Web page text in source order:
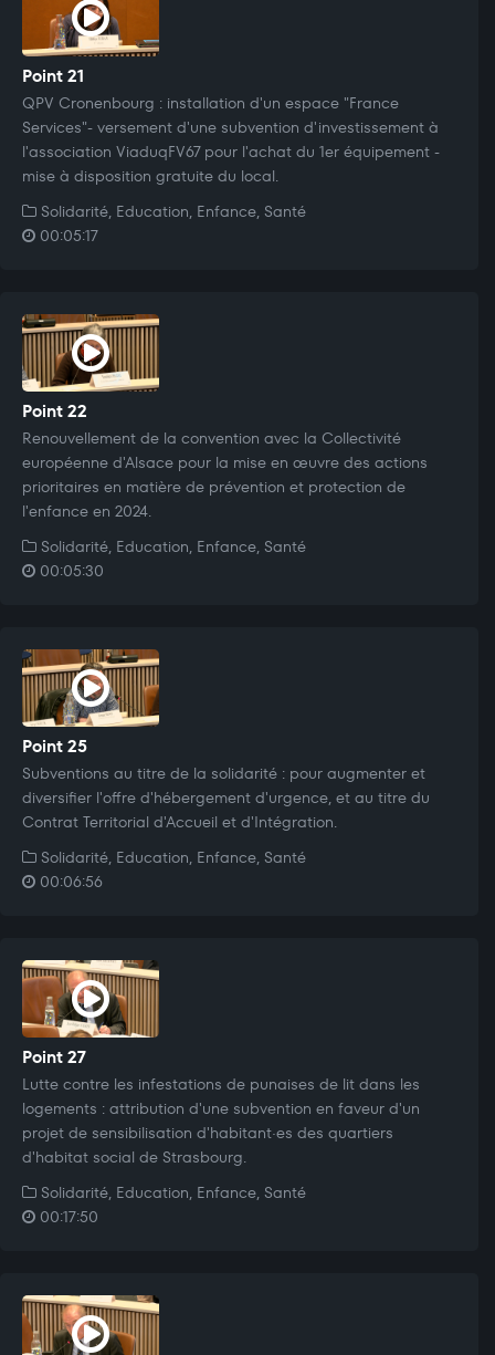
Point 21
QPV Cronenbourg : installation d'un espace "France
Services"- versement d'une subvention d'investissement à
l'association ViaduqFV67 pour l'achat du 1er équipement -
mise à disposition gratuite du local.
Solidarité, Education, Enfance, Santé
00:05:17
Point 22
Renouvellement de la convention avec la Collectivité
européenne d'Alsace pour la mise en œuvre des actions
prioritaires en matière de prévention et protection de
l'enfance en 2024.
Solidarité, Education, Enfance, Santé
00:05:30
Point 25
Subventions au titre de la solidarité : pour augmenter et
diversifier l'offre d'hébergement d'urgence, et au titre du
Contrat Territorial d'Accueil et d'Intégration.
Solidarité, Education, Enfance, Santé
00:06:56
Point 27
Lutte contre les infestations de punaises de lit dans les
logements : attribution d'une subvention en faveur d'un
projet de sensibilisation d'habitant·es des quartiers
d'habitat social de Strasbourg.
Solidarité, Education, Enfance, Santé
00:17:50